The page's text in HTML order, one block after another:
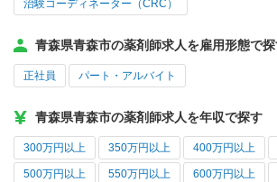
治験コーディネーター（CRC）
青森県青森市の薬剤師求人を雇用形態で
正社員 パート・アルバイト
青森県青森市の薬剤師求人を年収で探す
300万円以上 350万円以上 400万円以上
500万円以上 550万円以上 600万円以上